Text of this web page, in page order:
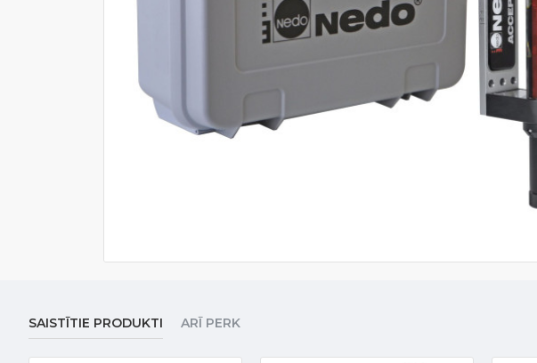
SAISTĪTIE PRODUKTI ARĪ PERK